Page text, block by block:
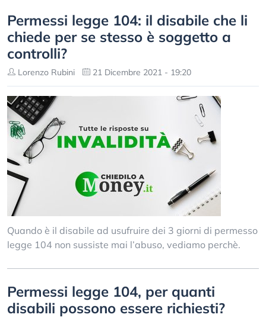
Permessi legge 104: il disabile che li
chiede per se stesso è soggetto a
controlli?
Lorenzo Rubini 21 Dicembre 2021 - 19:20
Quando è il disabile ad usufruire dei 3 giorni di permesso
legge 104 non sussiste mai l’abuso, vediamo perchè.
Permessi legge 104, per quanti
disabili possono essere richiesti?